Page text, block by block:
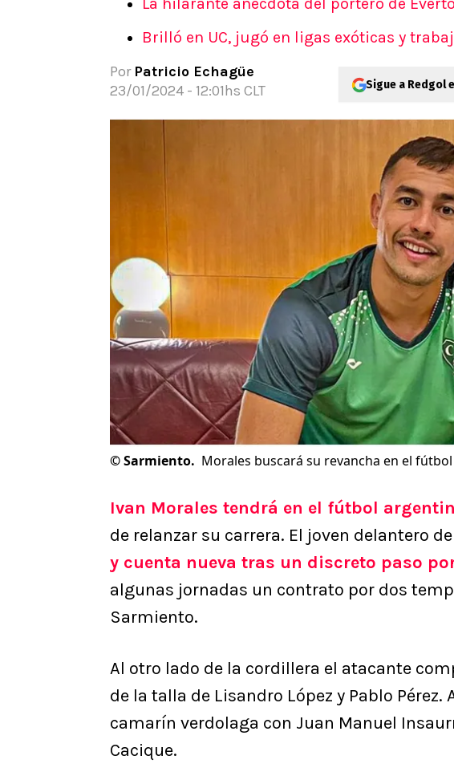
Brilló en UC, jugó en ligas exóticas y
Por Patricio Echagüe
23/01/2024 - 12:01hs CLT
Sigue a Redgol
©Sarmiento. Morales buscará su revancha en el
Ivan Morales tendrá en el fútbol
de relanzar su carrera. El joven delantero
y cuenta nueva tras un discreto paso
algunas jornadas un contrato por dos
Sarmiento.
Al otro lado de la cordillera el atacante
de la talla de Lisandro López y Pablo Pérez.
camarín verdolaga con Juan Manuel
Cacique.